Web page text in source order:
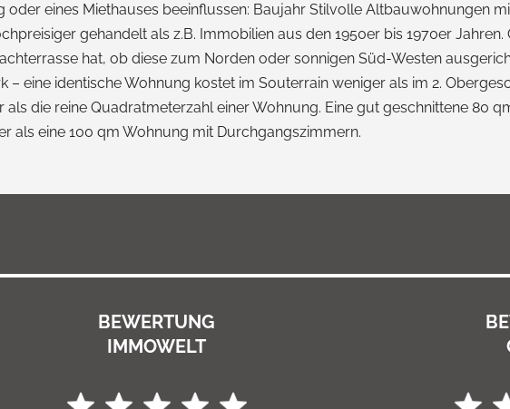
eines Miethauses beeinflussen: Baujahr Stilvolle Altbauwohnungen
gehandelt als z.B. Immobilien aus den 1950er bis 1970er Jahren.
hat, ob diese zum Norden oder sonnigen Süd-Westen
eine identische Wohnung kostet im Souterrain weniger als im 2.
die reine Quadratmeterzahl einer Wohnung. Eine gut geschnittene 80
als eine 100 qm Wohnung mit Durchgangszimmern.
BEWERTUNG
IMMOWELT